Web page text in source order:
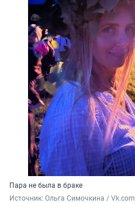
Пара не была в браке
Источник: Ольга Симочкина / Vk.com